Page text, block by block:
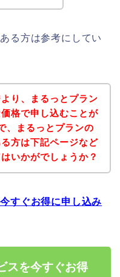
る方は参考にしてい
り、まるっとプラン
格で申し込むことが
、まるっとプランの
方は下記ページなど
いかがでしょうか？
すぐお得に申し込み
スを今すぐお得